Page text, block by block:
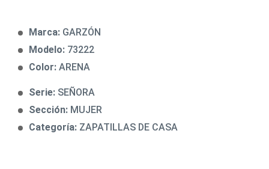
Marca: GARZÓN
Modelo: 73222
Color: ARENA
Serie: SEÑORA
Sección: MUJER
Categoría: ZAPATILLAS DE CASA